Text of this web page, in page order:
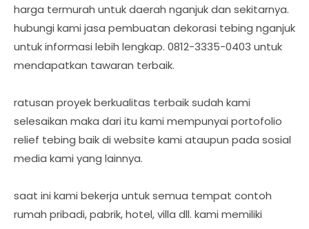
harga termurah untuk daerah nganjuk dan sekitarnya.
hubungi kami jasa pembuatan dekorasi tebing nganjuk
untuk informasi lebih lengkap. 0812-3335-0403 untuk
mendapatkan tawaran terbaik.
ratusan proyek berkualitas terbaik sudah kami
selesaikan maka dari itu kami mempunyai portofolio
relief tebing baik di website kami ataupun pada sosial
media kami yang lainnya.
saat ini kami bekerja untuk semua tempat contoh
rumah pribadi, pabrik, hotel, villa dll. kami memiliki